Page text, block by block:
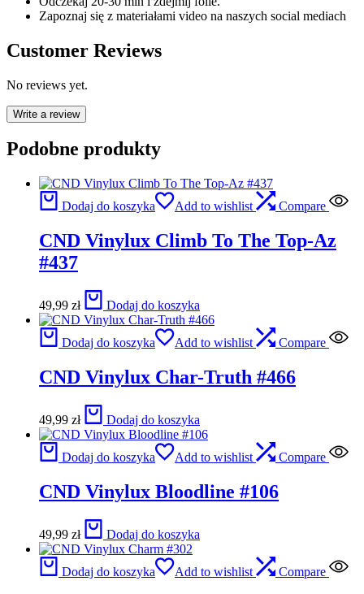
Zapoznaj się z materiałami video na naszych social mediach
Customer Reviews
No reviews yet.
Write a review
Podobne produkty
Dodaj do koszyka Add to wishlist Compare
CND Vinylux Climb To The Top-Az
#437
49,99 zł Dodaj do koszyka
Dodaj do koszyka Add to wishlist Compare
CND Vinylux Char-Truth #466
49,99 zł Dodaj do koszyka
Dodaj do koszyka Add to wishlist Compare
CND Vinylux Bloodline #106
49,99 zł Dodaj do koszyka
Dodaj do koszyka Add to wishlist Compare